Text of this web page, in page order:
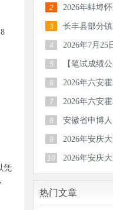
凭
员公告
2
2026年蚌埠
30人公
3
长丰县部分
区）后备
4 2026年7月25
5
【笔试成绩
公开招
6
2026年六安
告
7
2026年六安
聘工作
8
安徽省申博
分公司
9
2026年安庆
公开招
10
2026年安庆
公开招
热门文章